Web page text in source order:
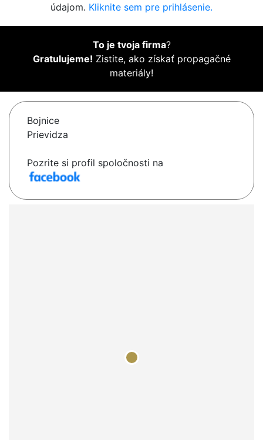
údajom. Kliknite sem pre prihlásenie.
To je tvoja firma?
Gratulujeme! Zistite, ako získať propagačné
materiály!
Bojnice
Prievidza
Pozrite si profil spoločnosti na